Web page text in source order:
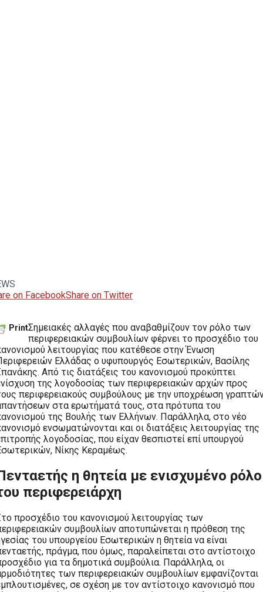
on FacebookShare on Twitter
PrintΣημειακές αλλαγές που αναβαθμίζουν τον ρόλο των
περιφερειακών συμβουλίων φέρνει το προσχέδιο του
λειτουργίας που κατέθεσε στην Ένωση
Ελλάδας ο υφυπουργός Εσωτερικών, Βασίλης
Από τις διατάξεις του κανονισμού προκύπτει
της λογοδοσίας των περιφερειακών αρχών προς
περιφερειακούς συμβούλους με την υποχρέωση
στα ερωτήματά τους, στα πρότυπα του
της Βουλής των Ελλήνων. Παράλληλα, στο νέο
ενσωματώνονται και οι διατάξεις λειτουργίας της
λογοδοσίας, που είχαν θεσπιστεί επί υπουργού
Νίκης Κεραμέως.
η θητεία με ενισχυμένο ρόλο
περιφερειάρχη
προσχέδιο του κανονισμού λειτουργίας των
συμβουλίων αποτυπώνεται η πρόθεση της
του υπουργείου Εσωτερικών η θητεία να είναι
πράγμα, που όμως, παραλείπεται στο αντίστοιχο
για τα δημοτικά συμβούλια. Παράλληλα, οι
των περιφερειακών συμβουλίων εμφανίζονται
σε σχέση με τον αντίστοιχο κανονισμό που